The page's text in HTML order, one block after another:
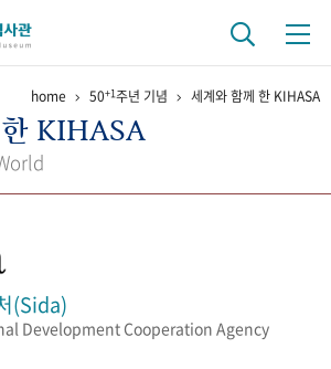
사 역대 기관장
로 보는 연구 역사
home 50+1주년 기념 세계와 함께 한 KIHASA
KIHASA
(Sida)
Development Cooperation Agency